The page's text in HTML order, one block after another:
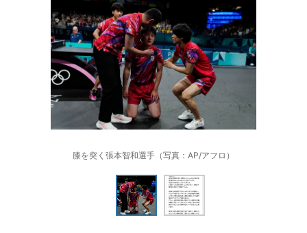
膝を突く張本智和選手（写真：AP/アフロ）